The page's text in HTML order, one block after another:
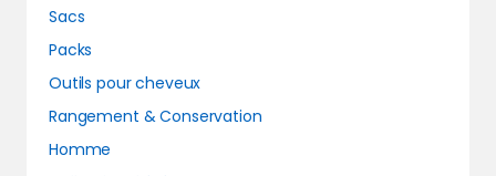
Sacs
Packs
Outils pour cheveux
Rangement & Conservation
Homme